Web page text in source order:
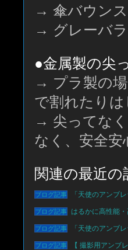
→ 傘バウン
→ グレーバ
●金属製の尖
→ プラ製の
で割れたりは
→ 尖ってな
なく、安全安
関連の最近の
「天使のアンブ
はるかに高性能
「天使のアンブ
【 撮影用アンブ